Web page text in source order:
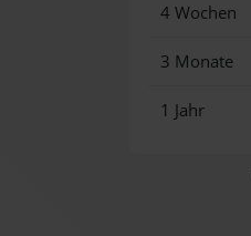
4 Wochen
3 Monate
1 Jahr